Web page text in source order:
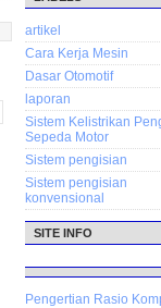
artikel
Cara Kerja Mesin
Dasar Otomotif
laporan
Sistem Kelistrikan
Sepeda Motor
Sistem pengisian
Sistem pengisian
konvensional
SITE INFO
Pengertian Rasio